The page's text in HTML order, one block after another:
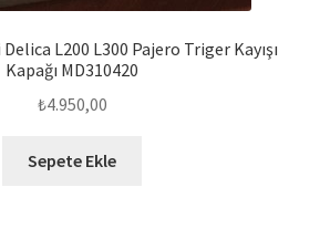
L200 L300 Pajero Triger Kayışı
Kapağı MD310420
₺4.950,00
Sepete Ekle